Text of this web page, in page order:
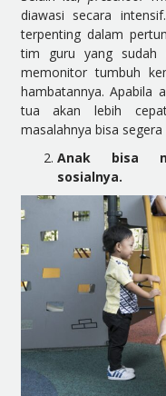
diawasi secara intensif.
terpenting dalam
tim guru yang sudah
memonitor tumbuh
hambatannya. Apabila
tua akan lebih
masalahnya bisa segera
Anak bisa
sosialnya.